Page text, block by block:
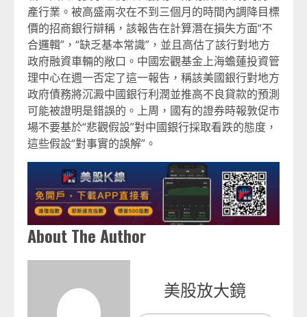
產行業。被高盛兩次在不到三個月的時間內調降目標
價的招商銀行辯稱，該報告在計算潛在損失方面“不
合邏輯”，“缺乏基本常識”，並且高估了該行對地方
政府融資車輛的敞口。中國宏觀基金上海蟾蓮投資管
理中心在週一否定了這一報告，稱該美國銀行對地方
政府債務將沉澱中國銀行利潤並推高不良貸款的預測
可能被證明是錯誤的。上周，國有的證券時報敦促市
場不要基於“悲觀假設”對中國銀行採取看跌的態度，
這些假設“對事實的誤解”。
About The Author
美股放大鏡